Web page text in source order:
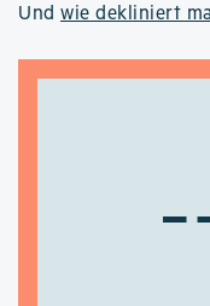
Und wie dekliniert